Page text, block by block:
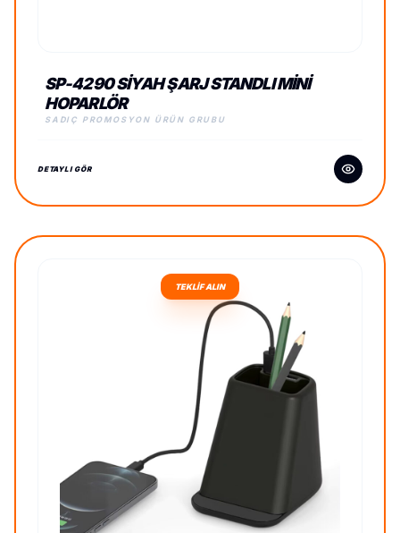
SP-4290 SIYAH ŞARJ STANDLI MINI
HOPARLÖR
SADIÇ PROMOSYON ÜRÜN GRUBU
DETAYLI GÖR
TEKLİF ALIN